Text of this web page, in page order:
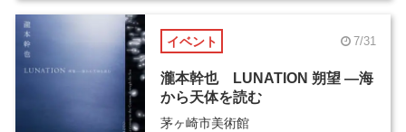
イベント 7/31
瀧本幹也 LUNATION 朔望 ―海
から天体を読む
茅ヶ崎市美術館